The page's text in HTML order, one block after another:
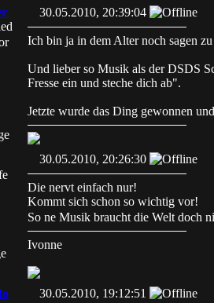
30.05.2010, 20:39:04
Ich bin ja in dem Alter noch sagen
Und lieber so Musik als der DSDS
Fresse ein und steche dich ab".
Jetzte wurde das Ding gewonnen
30.05.2010, 20:26:30
Die nervt einfach nur!
Kommt sich schon so wichtig vor!
So ne Musik braucht die Welt doch
Ivonne
30.05.2010, 19:12:51